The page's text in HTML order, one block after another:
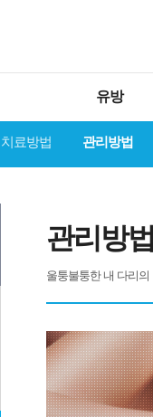
치료방법 관리방법
유방
관리방
울퉁불퉁한 내 다리